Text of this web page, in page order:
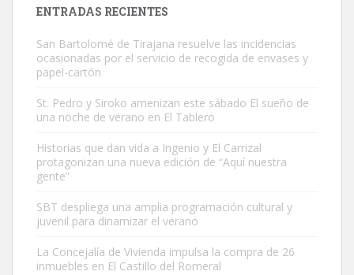
Busco adopción responsable para mi perra. Pastor alemán,
hembra, 4 años. Por motivos personales ...
Leales.org » Gran Canaria
ENTRADAS RECIENTES
San Bartolomé de Tirajana resuelve las incidencias
ocasionadas por el servicio de recogida de envases y
papel-cartón
St. Pedro y Siroko amenizan este sábado El sueño de
una noche de verano en El Tablero
Historias que dan vida a Ingenio y El Carrizal
protagonizan una nueva edición de “Aquí nuestra
gente”
SBT despliega una amplia programación cultural y
juvenil para dinamizar el verano
La Concejalía de Vivienda impulsa la compra de 26
inmuebles en El Castillo del Romeral